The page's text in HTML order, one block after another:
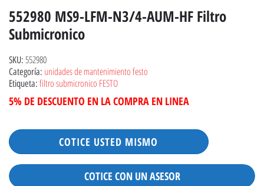
552980 MS9-LFM-N3/4-AUM-HF Filtro
Submicronico
SKU: 552980
Categoría: unidades de mantenimiento festo
Etiqueta: filtro submicronico FESTO
5% DE DESCUENTO EN LA COMPRA EN LINEA
COTICE USTED MISMO
COTICE CON UN ASESOR